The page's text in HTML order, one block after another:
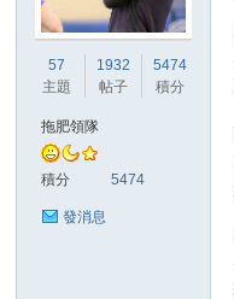
57
主題
1932
帖子
5474
積分
拖肥領隊
積分 5474
發消息